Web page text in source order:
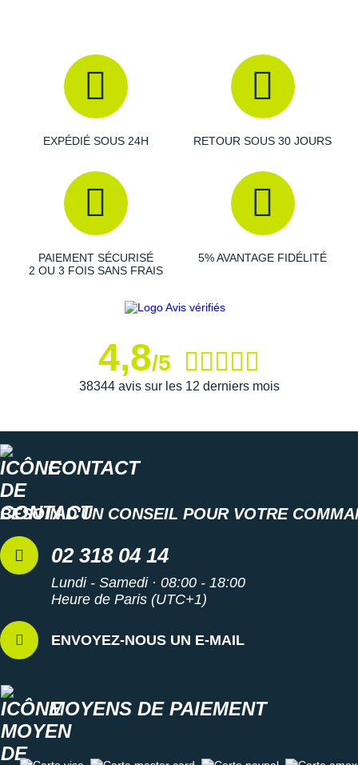
EXPÉDIÉ SOUS 24H RETOUR SOUS 30 JOURS
PAIEMENT SÉCURISÉ
2 OU 3 FOIS SANS FRAIS
5% AVANTAGE FIDÉLITÉ
4,8/5
38344 avis sur les 12 derniers mois
CONTACT
BESOIN D'UN CONSEIL POUR VOTRE
02 318 04 14
Lundi - Samedi · 08:00 - 18:00
Heure de Paris (UTC+1)
ENVOYEZ-NOUS UN E-MAIL
MOYENS DE PAIEMENT